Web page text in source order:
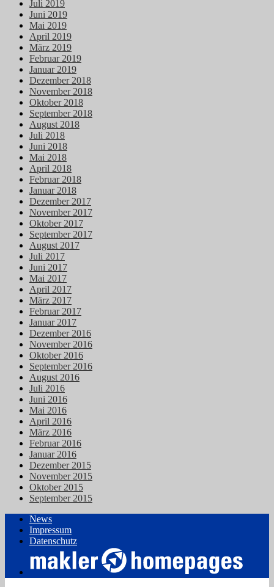
Juli 2019
Juni 2019
Mai 2019
April 2019
März 2019
Februar 2019
Januar 2019
Dezember 2018
November 2018
Oktober 2018
September 2018
August 2018
Juli 2018
Juni 2018
Mai 2018
April 2018
Februar 2018
Januar 2018
Dezember 2017
November 2017
Oktober 2017
September 2017
August 2017
Juli 2017
Juni 2017
Mai 2017
April 2017
März 2017
Februar 2017
Januar 2017
Dezember 2016
November 2016
Oktober 2016
September 2016
August 2016
Juli 2016
Juni 2016
Mai 2016
April 2016
März 2016
Februar 2016
Januar 2016
Dezember 2015
November 2015
Oktober 2015
September 2015
News
Impressum
Datenschutz